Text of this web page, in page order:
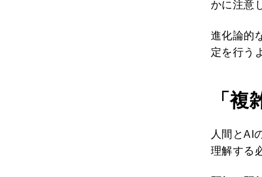
かに注意
進化論的
定を行う
「複
人間とAI
理解する